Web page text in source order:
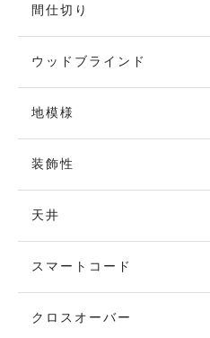
間仕切り
ウッドブラインド
地模様
装飾性
天井
スマートコード
クロスオーバー